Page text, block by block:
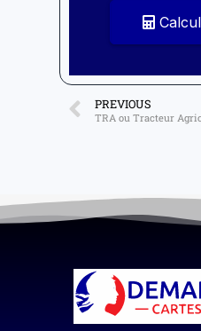
PREVIOUS
TRA ou Tracteur